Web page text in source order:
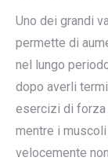
Uno dei grandi
permette di
nel lungo
dopo averli
esercizi di forza
mentre i
velocemente